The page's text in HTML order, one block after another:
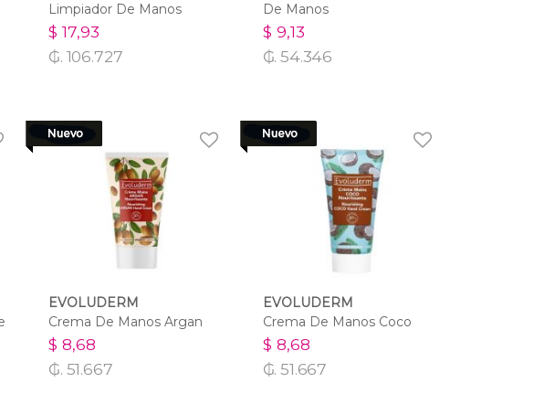
Limpiador De Manos
$ 17,93
₲. 106.727
De Manos
$ 9,13
₲. 54.346
EVOLUDERM
Crema De Manos Argan
$ 8,68
₲. 51.667
EVOLUDERM
Crema De Manos Coco
$ 8,68
₲. 51.667